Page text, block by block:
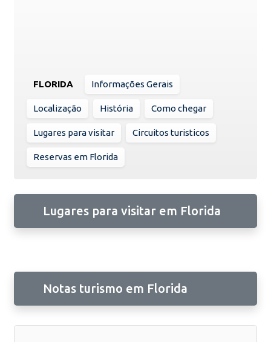
FLORIDA Informações Gerais
Localização História Como chegar
Lugares para visitar Circuitos turisticos
Reservas em Florida
Lugares para visitar em Florida
Notas turismo em Florida